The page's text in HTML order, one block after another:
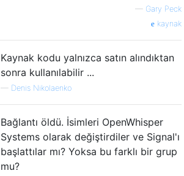
— Gary Peck
kaynak
Kaynak kodu yalnızca satın alındıktan
sonra kullanılabilir ...
— Denis Nikolaenko
Bağlantı öldü. İsimleri OpenWhisper
Systems olarak değiştirdiler ve Signal'ı
başlattılar mı? Yoksa bu farklı bir grup
mu?